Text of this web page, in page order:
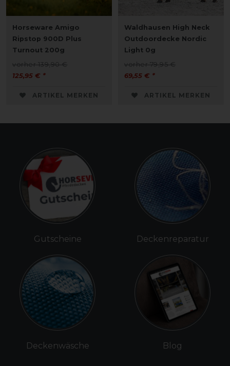
Horseware Amigo
Ripstop 900D Plus
Turnout 200g
vorher 139,90 €
125,95 € *
ARTIKEL MERKEN
Waldhausen High Neck
Outdoordecke Nordic
Light 0g
vorher 79,95 €
69,55 € *
ARTIKEL MERKEN
Gutscheine
Deckenwäsche
Deckenreparatur
Blog